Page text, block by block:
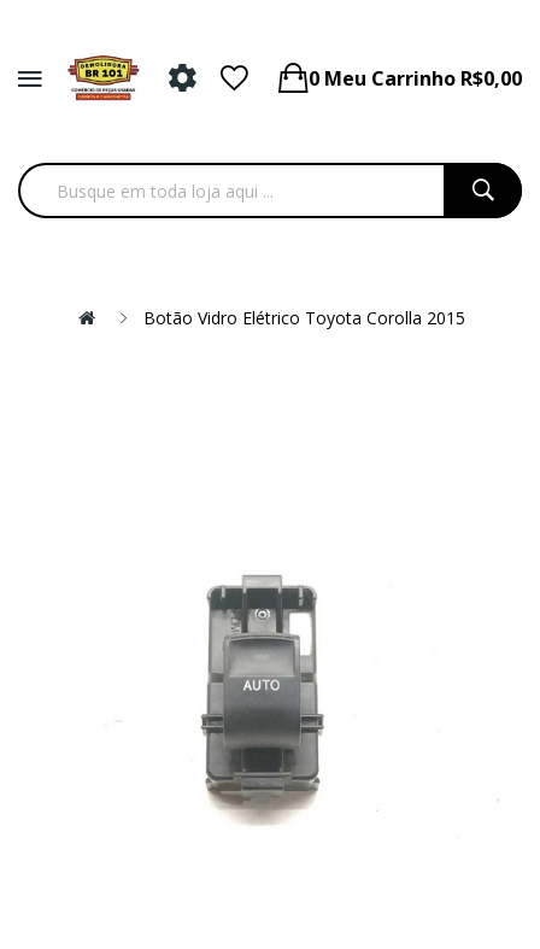
0 Meu Carrinho R$0,00
Botão Vidro Elétrico Toyota Corolla 2015